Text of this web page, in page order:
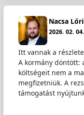
Nacsa
2026. 02.
Itt vannak a
A kormány döntött:
költségeit nem a
megfizetniük. A
támogatást